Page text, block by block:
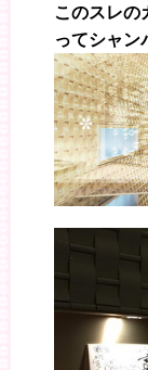
このスレの
ってシャン